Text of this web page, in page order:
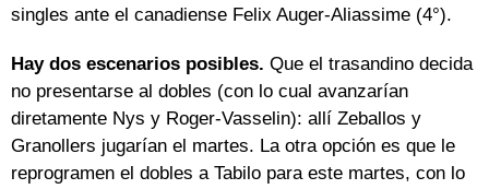
singles ante el canadiense Felix Auger-Aliassime (4°).
Hay dos escenarios posibles. Que el trasandino decida
no presentarse al dobles (con lo cual avanzarían
diretamente Nys y Roger-Vasselin): allí Zeballos y
Granollers jugarían el martes. La otra opción es que le
reprogramen el dobles a Tabilo para este martes, con lo